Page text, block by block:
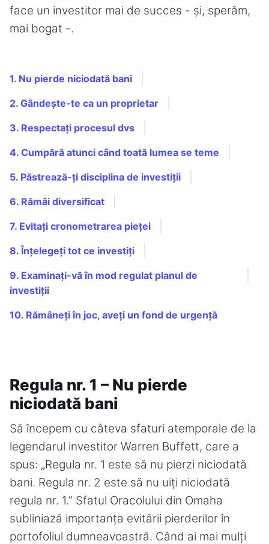
face un investitor mai de succes - și, sperăm,
mai bogat -.
1. Nu pierde niciodată bani
2. Gândește-te ca un proprietar
3. Respectați procesul dvs
4. Cumpără atunci când toată lumea se teme
5. Păstrează-ți disciplina de investiții
6. Rămâi diversificat
7. Evitați cronometrarea pieței
8. Înțelegeți tot ce investiți
9. Examinați-vă în mod regulat planul de
investiții
10. Rămâneți în joc, aveți un fond de urgență
Regula nr. 1 – Nu pierde
niciodată bani
Să începem cu câteva sfaturi atemporale de la
legendarul investitor Warren Buffett, care a
spus: „Regula nr. 1 este să nu pierzi niciodată
bani. Regula nr. 2 este să nu uiți niciodată
regula nr. 1.” Sfatul Oracolului din Omaha
subliniază importanța evitării pierderilor în
portofoliul dumneavoastră. Când ai mai mulți